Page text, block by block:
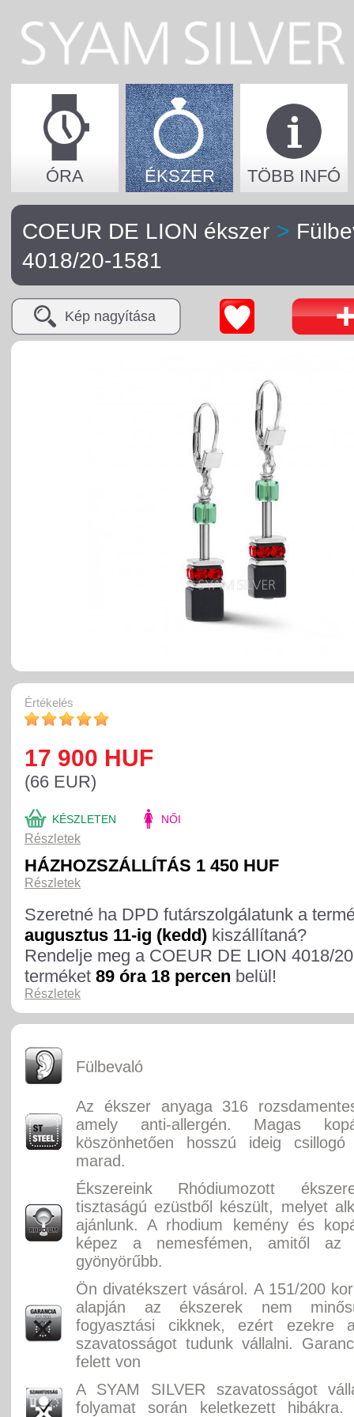
ÓRA ÉKSZER TÖBB INFÓ
COEUR DE LION ékszer >
4018/20-1581
Kép nagyítása
Értékelés
17 900 HUF
(66 EUR)
KÉSZLETEN
Részletek
NŐI
HÁZHOZSZÁLLÍTÁS 1 450 HUF
Részletek
Szeretné ha DPD futárszolgálatunk a
augusztus 11-ig (kedd) kiszállítaná?
Rendelje meg a COEUR DE LION 4018/
terméket 89 óra 18 percen belül!
Részletek
Fülbevaló
Az ékszer anyaga 316
amely anti-allergén. Magas
köszönhetően hosszú ideig
marad.
Ékszereink Rhódiumozott
tisztaságú ezüstből készült, melyet
ajánlunk. A rhodium kemény és
képez a nemesfémen, amitől az
gyönyörűbb.
Ön divatékszert vásárol. A 151/200
alapján az ékszerek nem
fogyasztási cikknek, ezért ezekre
szavatosságot tudunk vállalni.
felett von
A SYAM SILVER szavatosságot
folyamat során keletkezett hibákra.